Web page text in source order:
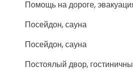
Помощь на дороге,
Посейдон, сауна
Посейдон, сауна
Постоялый двор,